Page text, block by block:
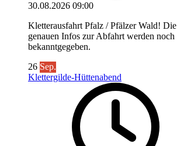
30.08.2026 09:00
Kletterausfahrt Pfalz / Pfälzer Wald! Die
genauen Infos zur Abfahrt werden noch
bekanntgegeben.
26 Sep.
Klettergilde-Hüttenabend